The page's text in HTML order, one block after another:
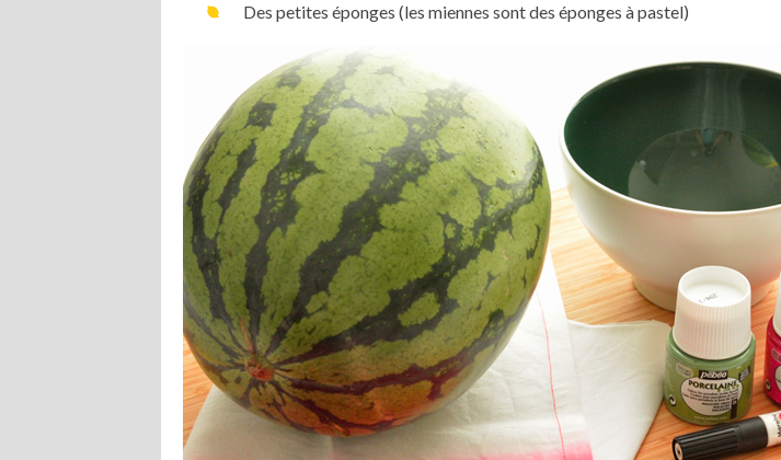
Des petites éponges (les miennes sont des éponges à pastel)